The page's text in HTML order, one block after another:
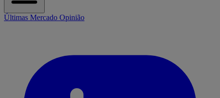
Últimas Mercado Opinião